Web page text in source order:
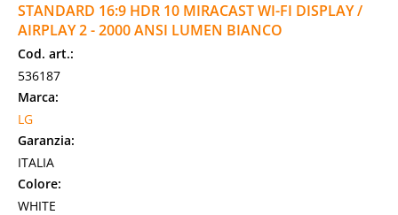
STANDARD 16:9 HDR 10 MIRACAST WI-FI DISPLAY /
AIRPLAY 2 - 2000 ANSI LUMEN BIANCO
Cod. art.:
536187
Marca:
LG
Garanzia:
ITALIA
Colore:
WHITE